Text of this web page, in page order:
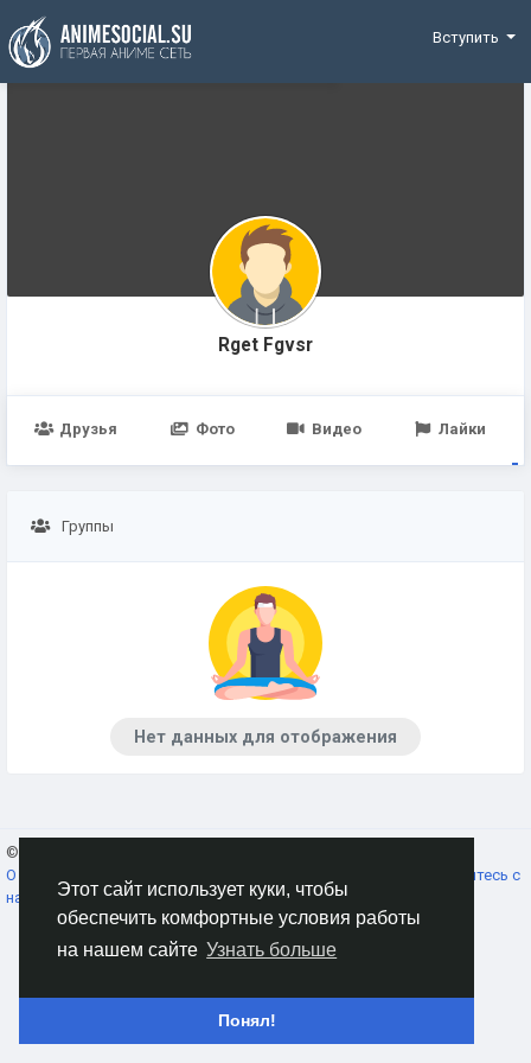
Этот сайт использует куки, чтобы
обеспечить комфортные условия работы
на нашем сайте Узнать больше
Понял!
Funding
Вступить
Rget Fgvsr
Друзья Фото Видео Лайки
Группы
Нет данных для отображения
© 2026 AnimeSocial.SU - Первая аниме сеть!
О нас
Свяжитесь с
нами
Каталог